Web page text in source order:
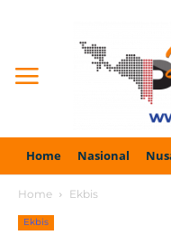
Home Nasional
Home Ekbis
Ekbis